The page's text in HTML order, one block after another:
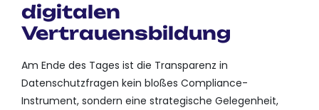
digitalen
Vertrauensbildung
Am Ende des Tages ist die Transparenz in
Datenschutzfragen kein bloßes Compliance-
Instrument, sondern eine strategische Gelegenheit,